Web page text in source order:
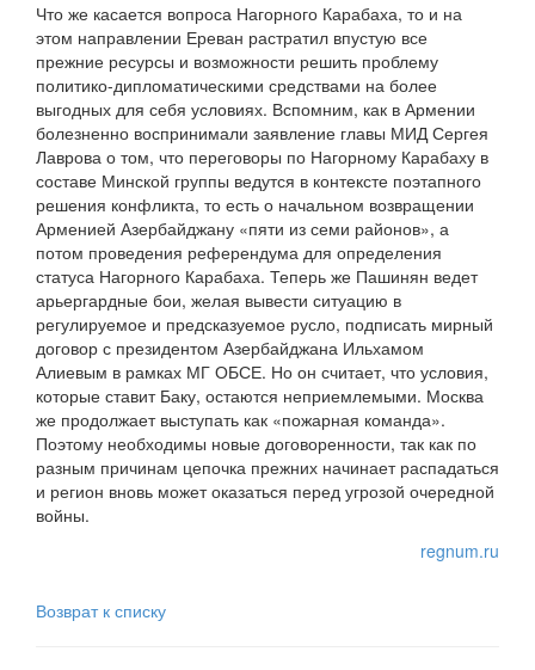
Что же касается вопроса Нагорного Карабаха, то и на
этом направлении Ереван растратил впустую все
прежние ресурсы и возможности решить проблему
политико-дипломатическими средствами на более
выгодных для себя условиях. Вспомним, как в Армении
болезненно воспринимали заявление главы МИД Сергея
Лаврова о том, что переговоры по Нагорному Карабаху в
составе Минской группы ведутся в контексте поэтапного
решения конфликта, то есть о начальном возвращении
Арменией Азербайджану «пяти из семи районов», а
потом проведения референдума для определения
статуса Нагорного Карабаха. Теперь же Пашинян ведет
арьергардные бои, желая вывести ситуацию в
регулируемое и предсказуемое русло, подписать мирный
договор с президентом Азербайджана Ильхамом
Алиевым в рамках МГ ОБСЕ. Но он считает, что условия,
которые ставит Баку, остаются неприемлемыми. Москва
же продолжает выступать как «пожарная команда».
Поэтому необходимы новые договоренности, так как по
разным причинам цепочка прежних начинает распадаться
и регион вновь может оказаться перед угрозой очередной
войны.
regnum.ru
Возврат к списку